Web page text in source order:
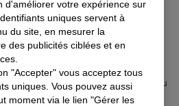
, d'uneassurance vieou encore
, nous avons la solution qu'il vous faut.
à votre écoute pour vous guider
et vous proposer des offres sur-
les spécificités locales de cette
les risques liés au climat
des hivers froids et des étés chauds, ou
et la Suisse.
d'améliorer votre expérience sur
uniques servent à
du site, en mesurer la
des publicités ciblées et en
"Accepter" vous acceptez tous
uniques. Vous pouvez aussi
moment via le lien "Gérer les